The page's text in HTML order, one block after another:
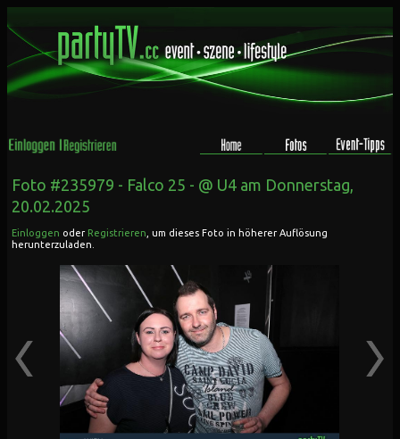
Foto #235979 - Falco 25 - @ U4 am Donnerstag,
20.02.2025
Einloggen oder Registrieren , um dieses Foto in höherer Auflösung
herunterzuladen.